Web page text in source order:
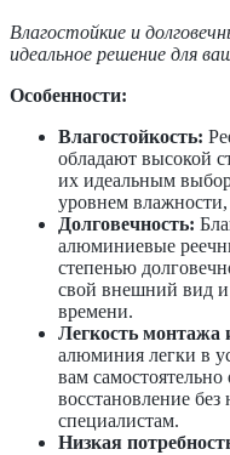
Влагостойкие и
идеальное решение для
Особенности:
Влагостойкость:
обладают высокой
их идеальным
уровнем
Долговечность:
алюминиевые
степенью
свой внешний вид и
времени.
Легкость монтажа
алюминия легки в
вам
восстановление
специалистам.
Низкая